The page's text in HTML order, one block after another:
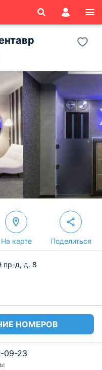
На карте Поделиться
пр-д, д. 8
НОМЕРОВ
09-23